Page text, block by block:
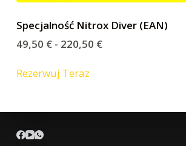
Specjalność Nitrox Diver (EAN)
49,50 €- 220,50 €
Rezerwuj Teraz